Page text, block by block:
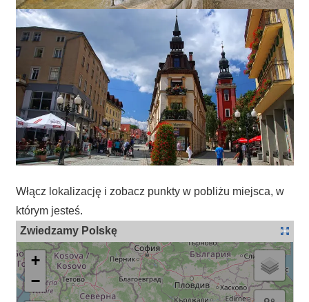
Włącz lokalizację i zobacz punkty w pobliżu miejsca, w
którym jesteś.
Zwiedzamy Polskę
+
−